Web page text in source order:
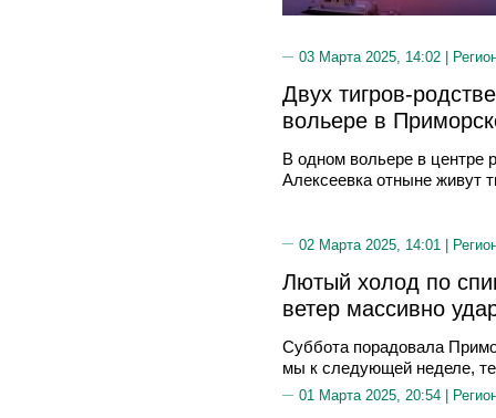
03 Марта 2025, 14:02 |
Двух тигров-
вольере в
В одном вольере в центре
Алексеевка отныне живут
02 Марта 2025, 14:01 |
Лютый холод по
ветер массивно
Суббота порадовала
мы к следующей неделе,
01 Марта 2025, 20:54 |